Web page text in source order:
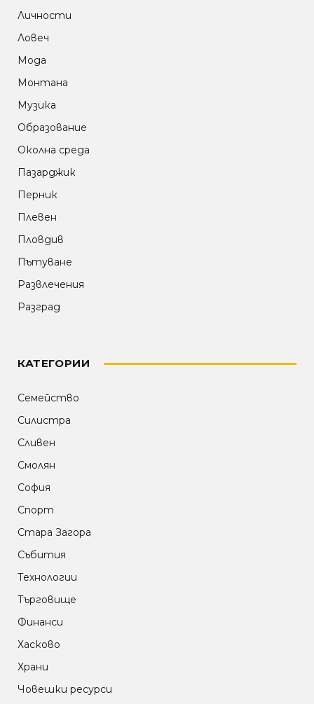
Личности
Ловеч
Мода
Монтана
Музика
Образование
Околна среда
Пазарджик
Перник
Плевен
Пловдив
Пътуване
Развлечения
Разград
КАТЕГОРИИ
Семейство
Силистра
Сливен
Смолян
София
Спорт
Стара Загора
Събития
Технологии
Търговище
Финанси
Хасково
Храни
Човешки ресурси